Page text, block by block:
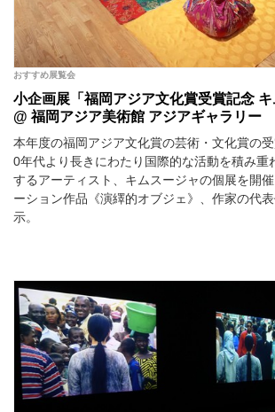
おすすめ展覧会
小企画展「福岡アジア文化賞受賞記念 キ
@ 福岡アジア美術館 アジアギャラリー
本年度の福岡アジア文化賞の芸術・文化賞の
0年代より長きにわたり国際的な活動を積み重
するアーティスト、キムスージャの個展を開
ーション作品《演繹的オブジェ》、作家の代
示。